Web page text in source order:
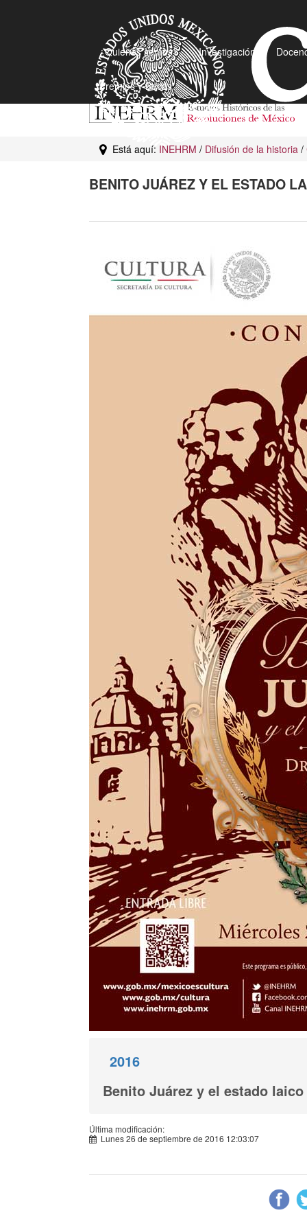
¿Quiénes somos? Investigación
Premios y Becas
Está aquí: INEHRM / Difusión de la historia /
BENITO JUÁREZ Y EL ESTADO
2016
Benito Juárez y el estado laico
Última modificación:
Lunes 26 de septiembre de 2016 12:03:07